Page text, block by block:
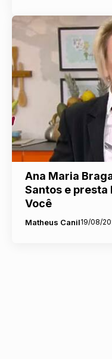
Ana Maria
Santos e presta
Você
Matheus Canil19/08/